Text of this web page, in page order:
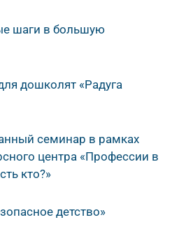
шаги в большую
дошколят «Радуга
семинар в рамках
центра «Профессии в
кто?»
детство»